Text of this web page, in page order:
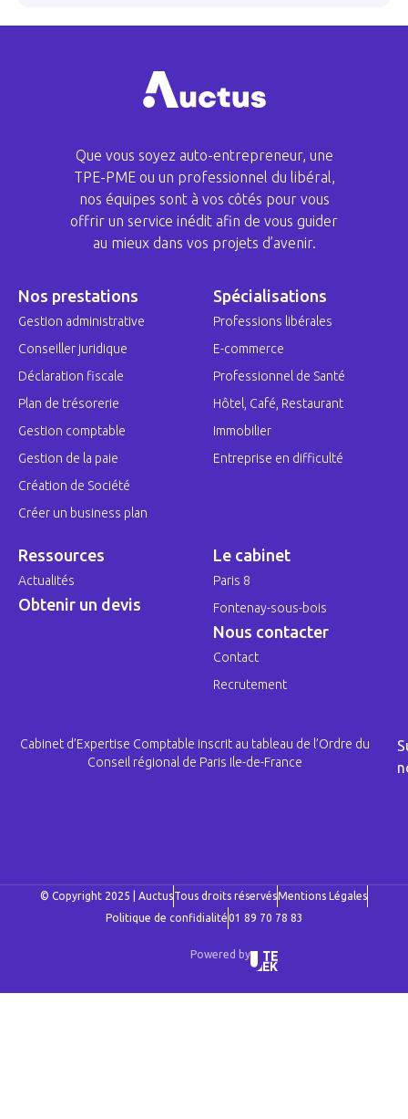
Que vous soyez auto-entrepreneur, une
TPE-PME ou un professionnel du libéral,
nos équipes sont à vos côtés pour vous
offrir un service inédit afin de vous guider
au mieux dans vos projets d’avenir.
Nos prestations
Gestion administrative
Conseiller juridique
Déclaration fiscale
Plan de trésorerie
Gestion comptable
Gestion de la paie
Création de Société
Créer un business plan
Spécialisations
Professions libérales
E-commerce
Professionnel de Santé
Hôtel, Café, Restaurant
Immobilier
Entreprise en difficulté
Ressources
Actualités
Obtenir un devis
Le cabinet
Paris 8
Fontenay-sous-bois
Nous contacter
Contact
Recrutement
Cabinet d’Expertise Comptable inscrit au tableau de l’Ordre du
Conseil régional de Paris Ile-de-France
© Copyright 2025 | AuctusTous droits réservésMentions Légales
Politique de confidialité01 89 70 78 83
Powered by